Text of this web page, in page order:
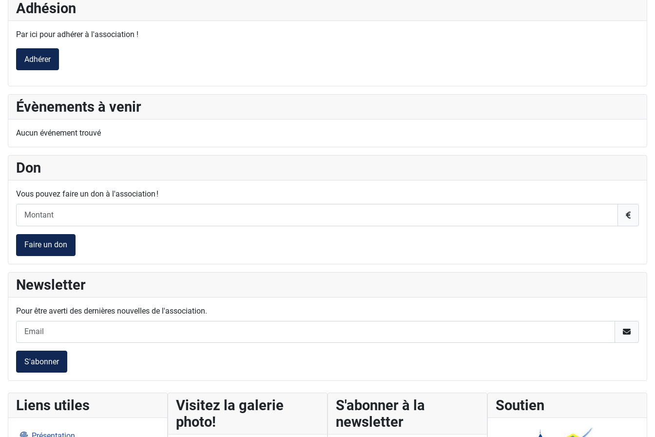
Adhésion
Par ici pour adhérer à l'association !
Adhérer
Évènements à venir
Aucun événement trouvé
Don
Vous pouvez faire un don à l'association !
Faire un don
Newsletter
Pour être averti des dernières nouvelles de l'association.
S'abonner
Liens utiles
Visitez la galerie
photo!
S'abonner à la
newsletter
Soutien